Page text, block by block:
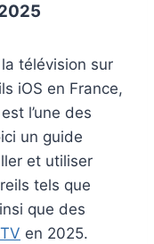
télévision sur
iOS en France,
l’une des
un guide
et utiliser
tels que
que des
en 2025.